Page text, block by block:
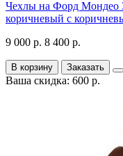
Чехлы на Форд Мондео
коричневый с
9 000 р. 8 400 р.
В корзину Заказать
Ваша скидка: 600 р.